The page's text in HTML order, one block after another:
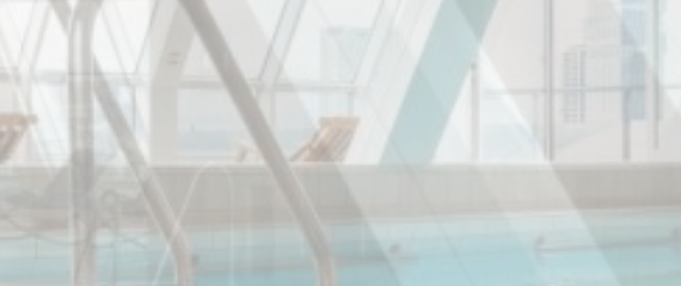
_deCookiesConsent
D-edge Cookie
Consent
Remember user's consent on Cookies and
fb_cookie_law_consent
D-edge Cookie
Consent
Remember user's consent on Cookies and
mit dem Ziel, die Statistiken in einer aggregierten Weise zu analysieren, um die Website zu verbessern